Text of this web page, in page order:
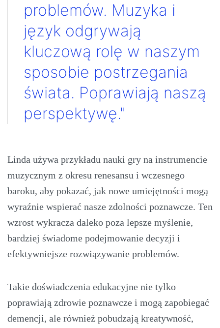
problemów. Muzyka i
język odgrywają
kluczową rolę w naszym
sposobie postrzegania
świata. Poprawiają naszą
perspektywę."
Linda używa przykładu nauki gry na instrumencie
muzycznym z okresu renesansu i wczesnego
baroku, aby pokazać, jak nowe umiejętności mogą
wyraźnie wspierać nasze zdolności poznawcze. Ten
wzrost wykracza daleko poza lepsze myślenie,
bardziej świadome podejmowanie decyzji i
efektywniejsze rozwiązywanie problemów.
Takie doświadczenia edukacyjne nie tylko
poprawiają zdrowie poznawcze i mogą zapobiegać
demencji, ale również pobudzają kreatywność,